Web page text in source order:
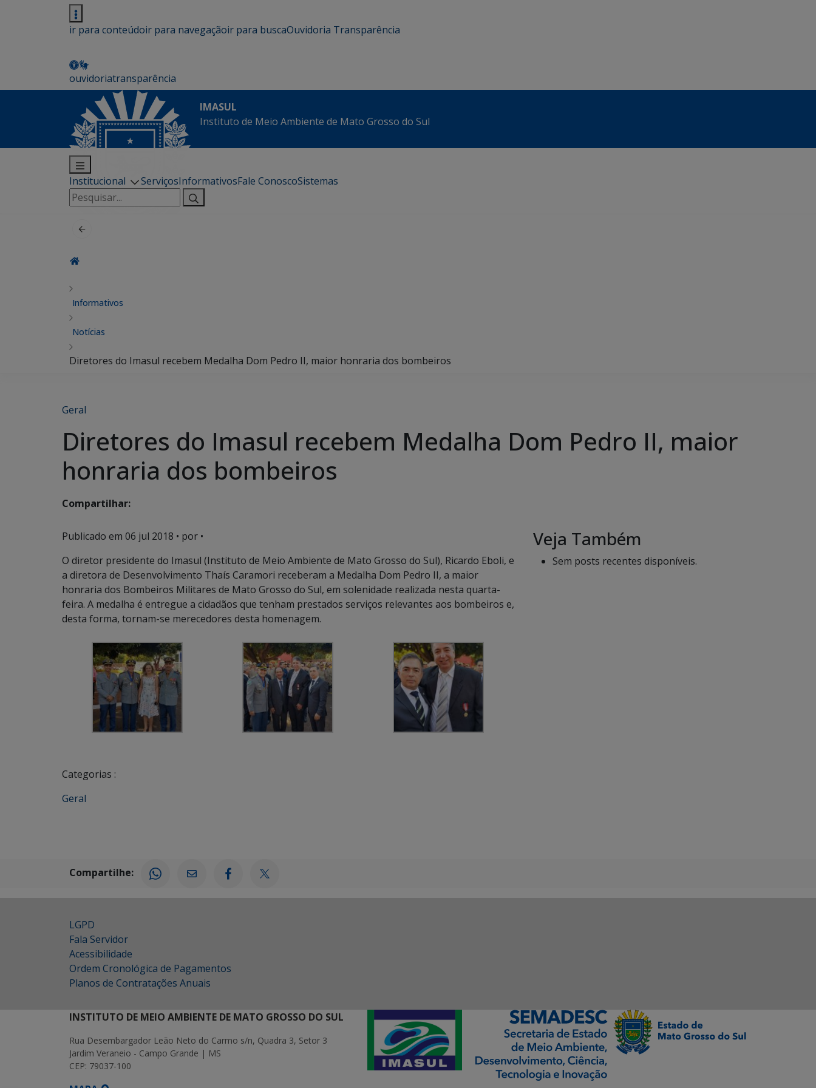
ir para conteúdoir para navegaçãoir para buscaOuvidoria Transparência
ouvidoriatransparência
IMASUL
Instituto de Meio Ambiente de Mato Grosso do Sul
Institucional ServiçosInformativosFale ConoscoSistemas
Pesquisar
por:
Informativos
Notícias
Diretores do Imasul recebem Medalha Dom Pedro II, maior honraria dos bombeiros
Geral
Diretores do Imasul recebem Medalha Dom Pedro II, maior
honraria dos bombeiros
Compartilhar:
Publicado em 06 jul 2018 • por •
O diretor presidente do Imasul (Instituto de Meio Ambiente de Mato Grosso do Sul), Ricardo Eboli, e
a diretora de Desenvolvimento Thaís Caramori receberam a Medalha Dom Pedro II, a maior
honraria dos Bombeiros Militares de Mato Grosso do Sul, em solenidade realizada nesta quarta-
feira. A medalha é entregue a cidadãos que tenham prestados serviços relevantes aos bombeiros e,
desta forma, tornam-se merecedores desta homenagem.
Categorias :
Geral
Veja Também
Sem posts recentes disponíveis.
Compartilhe:
LGPD
Fala Servidor
Acessibilidade
Ordem Cronológica de Pagamentos
Planos de Contratações Anuais
INSTITUTO DE MEIO AMBIENTE DE MATO GROSSO DO SUL
Rua Desembargador Leão Neto do Carmo s/n, Quadra 3, Setor 3
Jardim Veraneio - Campo Grande | MS
CEP: 79037-100